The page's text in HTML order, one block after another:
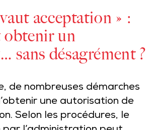
acceptation » :
un
sans désagrément ?
de nombreuses démarches
une autorisation de
Selon les procédures, le